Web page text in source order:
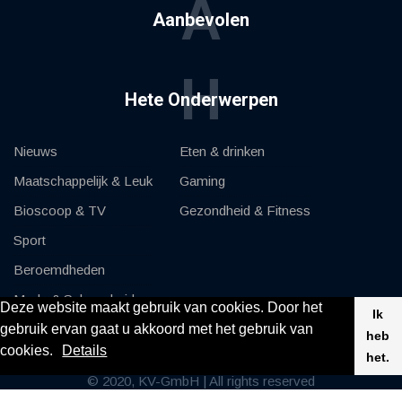
Deze website maakt gebruik van cookies. Door het
gebruik ervan gaat u akkoord met het gebruik van
cookies.
Details
Ik
heb
het.
Aanbevolen
A
Hete Onderwerpen
H
Nieuws
Maatschappelijk & Leuk
Bioscoop & TV
Sport
Beroemdheden
Mode & Schoonheid
Auto's & Motor
Eten & drinken
Gaming
Gezondheid & Fitness
© 2020, KV-GmbH | All rights reserved